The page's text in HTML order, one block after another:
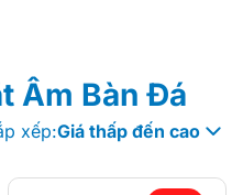
Âm Bàn Đá
xếp:Giá thấp đến cao